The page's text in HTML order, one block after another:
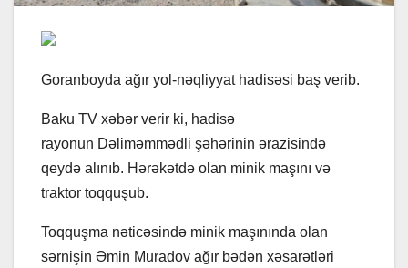
Goranboyda ağır yol-nəqliyyat hadisəsi baş verib.
Baku TV xəbər verir ki, hadisə
rayonun Dəliməmmədli şəhərinin ərazisində
qeydə alınıb. Hərəkətdə olan minik maşını və
traktor toqquşub.
Toqquşma nəticəsində minik maşınında olan
sərnişin Əmin Muradov ağır bədən xəsarətləri